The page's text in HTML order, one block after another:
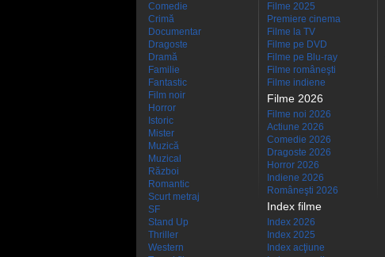
Comedie
Crimă
Documentar
Dragoste
Dramă
Familie
Fantastic
Film noir
Horror
Istoric
Mister
Muzică
Muzical
Război
Romantic
Scurt metraj
SF
Stand Up
Thriller
Western
Filme 2025
Premiere cinema
Filme la TV
Filme pe DVD
Filme pe Blu-ray
Filme româneşti
Filme indiene
Filme 2026
Filme noi 2026
Actiune 2026
Comedie 2026
Dragoste 2026
Horror 2026
Indiene 2026
Româneşti 2026
Index filme
Index 2026
Index 2025
Index acţiune